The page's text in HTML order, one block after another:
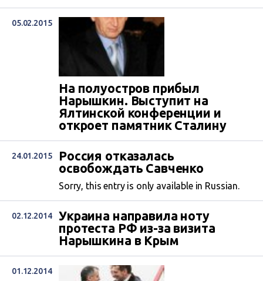
05.02.2015
На полуостров прибыл
Нарышкин. Выступит на
Ялтинской конференции и
откроет памятник Сталину
24.01.2015
Россия отказалась
освобождать Савченко
Sorry, this entry is only available in Russian.
02.12.2014
Украина направила ноту
протеста РФ из-за визита
Нарышкина в Крым
01.12.2014